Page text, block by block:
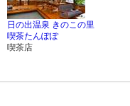
日の出温泉 きのこの里
喫茶たんぽぽ
喫茶店